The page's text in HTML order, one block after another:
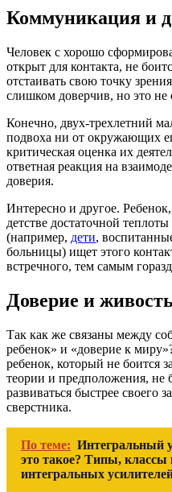
Коммуникация и
Человек с хорошо
открыт для контакта, не
отстаивать свою точку
слишком доверчив, но это не
Конечно, двух-трехлетний
подвоха ни от окружающих
критическая оценка их
ответная реакция на
доверия.
Интересно и другое.
детстве достаточной
(например, дети,
больницы) ищет этого
встречного, тем самым
Доверие и
Так как же связаны между
ребенок» и «доверие к
ребенок, который не боится
теории и предположения, не
развиваться быстрее своего
сверстника.
По теме: Интегральный
это такое? Типы, классы
интегральных